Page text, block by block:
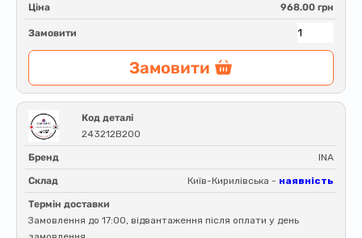
Ціна 968.00 грн
Замовити
Замовити
Код деталі
243212B200
Бренд INA
Склад Київ-Кирилівська - наявність
Термін доставки
Замовлення до 17:00, відвантаження після оплати у день